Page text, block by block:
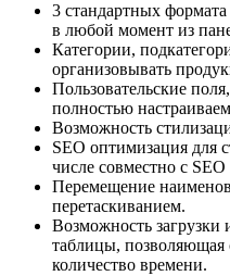
3 стандартных
в любой момент из
Категории,
организовывать
Пользовательские
полностью
Возможность
SEO оптимизация для
числе совместно с
Перемещение
перетаскиванием.
Возможность загрузки
таблицы, позволяющая
количество времени.